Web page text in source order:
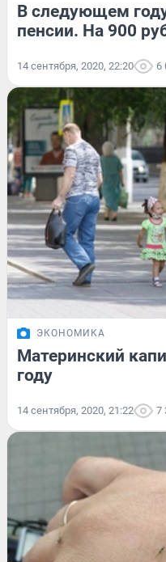
В следующем
пенсии. На 900
14 сентября, 2020, 22:20 6
ЭКОНОМИКА
Материнский
году
14 сентября, 2020, 21:22 7